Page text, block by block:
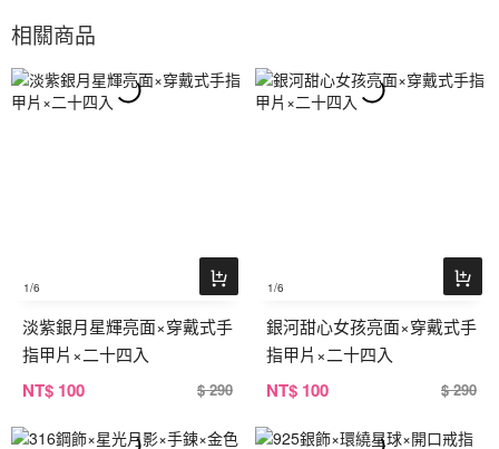
相關商品
1/6
淡紫銀月星輝亮面×穿戴式手
指甲片×二十四入
NT$ 100 $ 290
1/6
銀河甜心女孩亮面×穿戴式手
指甲片×二十四入
NT$ 100 $ 290